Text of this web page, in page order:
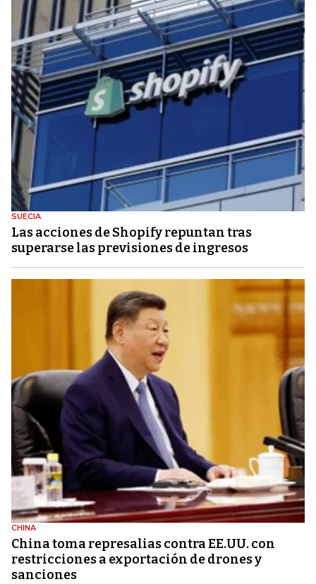
SUECIA
Las acciones de Shopify repuntan tras
superarse las previsiones de ingresos
CHINA
China toma represalias contra EE.UU. con
restricciones a exportación de drones y
sanciones